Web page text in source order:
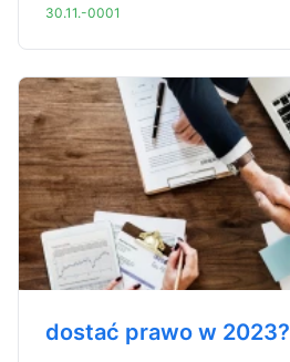
30.11.-0001
dostać prawo w 2023?